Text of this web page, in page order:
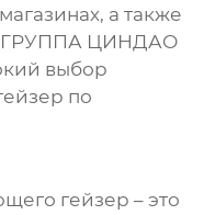
а также
ГРУППА ЦИНДАО
выбор
по
гейзер – это